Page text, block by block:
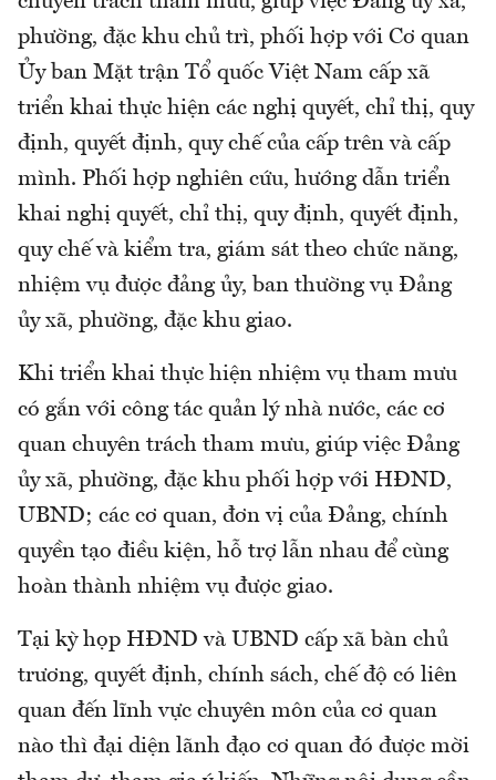
phường, đặc khu chủ trì, phối hợp với Cơ quan
Ủy ban Mặt trận Tổ quốc Việt Nam cấp xã
triển khai thực hiện các nghị quyết, chỉ thị, quy
định, quyết định, quy chế của cấp trên và cấp
mình. Phối hợp nghiên cứu, hướng dẫn triển
khai nghị quyết, chỉ thị, quy định, quyết định,
quy chế và kiểm tra, giám sát theo chức năng,
nhiệm vụ được đảng ủy, ban thường vụ Đảng
ủy xã, phường, đặc khu giao.
Khi triển khai thực hiện nhiệm vụ tham mưu
có gắn với công tác quản lý nhà nước, các cơ
quan chuyên trách tham mưu, giúp việc Đảng
ủy xã, phường, đặc khu phối hợp với HĐND,
UBND; các cơ quan, đơn vị của Đảng, chính
quyền tạo điều kiện, hỗ trợ lẫn nhau để cùng
hoàn thành nhiệm vụ được giao.
Tại kỳ họp HĐND và UBND cấp xã bàn chủ
trương, quyết định, chính sách, chế độ có liên
quan đến lĩnh vực chuyên môn của cơ quan
nào thì đại diện lãnh đạo cơ quan đó được mời